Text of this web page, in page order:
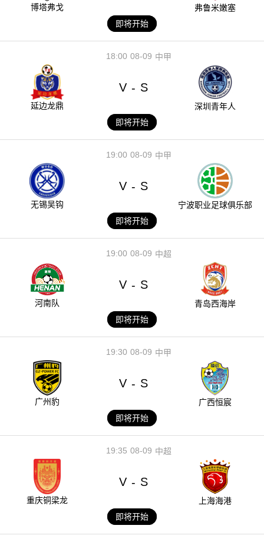
博塔弗戈
弗鲁米嫩塞
即将开始
08-09
18:00 中甲
延边龙鼎
V - S
深圳青年人
即将开始
08-09
19:00 中甲
无锡吴钩
V - S
宁波职业足球俱乐部
即将开始
08-09
19:00 中超
河南队
V - S
青岛西海岸
即将开始
08-09
19:30 中甲
广州豹
V - S
广西恒宸
即将开始
08-09
19:35 中超
重庆铜梁龙
V - S
上海海港
即将开始